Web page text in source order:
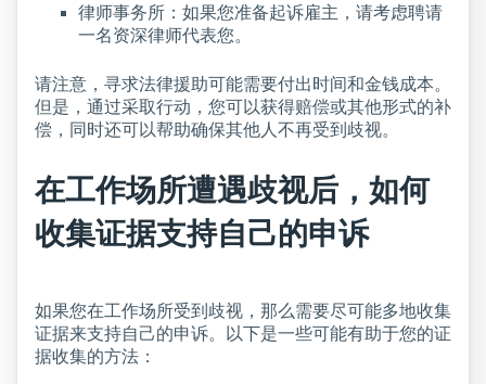
律师事务所：如果您准备起诉雇主，请考虑聘请
一名资深律师代表您。
请注意，寻求法律援助可能需要付出时间和金钱成本。
但是，通过采取行动，您可以获得赔偿或其他形式的补
偿，同时还可以帮助确保其他人不再受到歧视。
在工作场所遭遇歧视后，如何
收集证据支持自己的申诉
如果您在工作场所受到歧视，那么需要尽可能多地收集
证据来支持自己的申诉。以下是一些可能有助于您的证
据收集的方法：